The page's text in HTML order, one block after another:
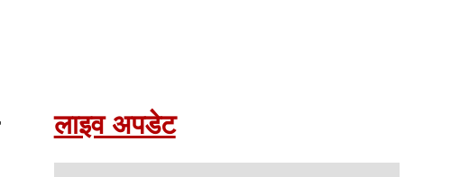
लाइव अपडेट